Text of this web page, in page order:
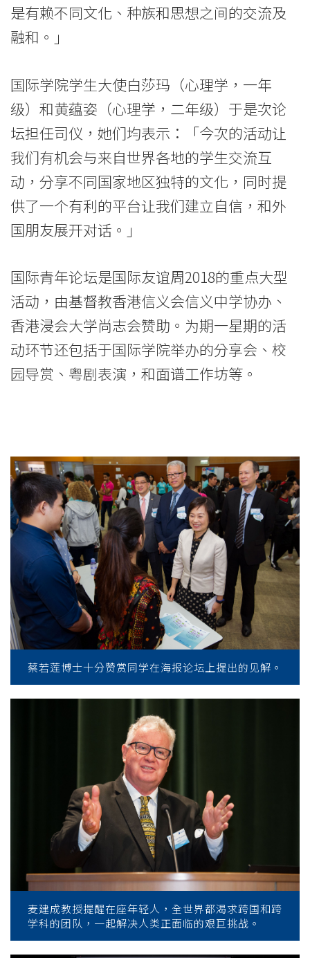
学是有赖不同文化、种族和思想之间的交流及
融和。」
国际学院学生大使白莎玛（心理学，一年
级）和黄蕴姿（心理学，二年级）于是次论
坛担任司仪，她们均表示：「今次的活动让
我们有机会与来自世界各地的学生交流互
动，分享不同国家地区独特的文化，同时提
供了一个有利的平台让我们建立自信，和外
国朋友展开对话。」
国际青年论坛是国际友谊周2018的重点大型
活动，由基督教香港信义会信义中学协办、
香港浸会大学尚志会赞助。为期一星期的活
动环节还包括于国际学院举办的分享会、校
园导赏、粤剧表演，和面谱工作坊等。
蔡若莲博士十分赞赏同学在海报论坛上提出的见解。
麦建成教授提醒在座年轻人，全世界都渴求跨国和跨
学科的团队，一起解决人类正面临的艰巨挑战。